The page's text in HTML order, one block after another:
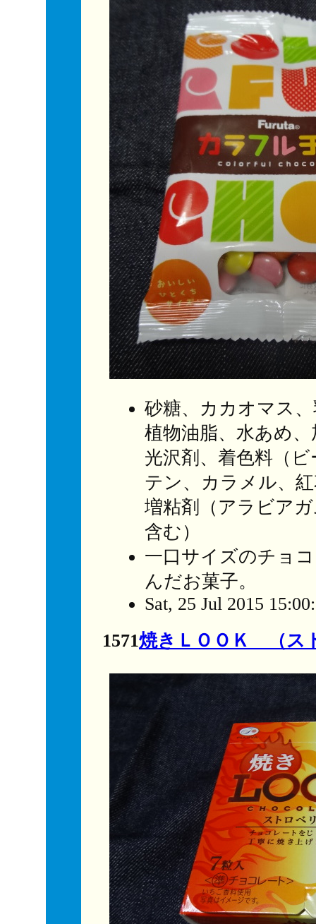
砂糖、カカオマス
植物油脂、水あめ
光沢剤、着色料（
テン、カラメル、
増粘剤（アラビア
含む）
一口サイズのチョ
んだお菓子。
Sat, 25 Jul 2015
1571焼きＬＯＯＫ （ス